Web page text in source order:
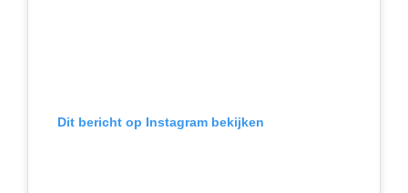
Dit bericht op Instagram bekijken